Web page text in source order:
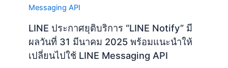
LINE ประกาศยุติบริการ “LINE Notify” มี
ผลวันที่ 31 มีนาคม 2025 พร้อมแนะนำให้
เปลี่ยนไปใช้ LINE Messaging API